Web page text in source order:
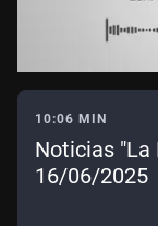
10:06 MIN
Noticias "La
16/06/2025